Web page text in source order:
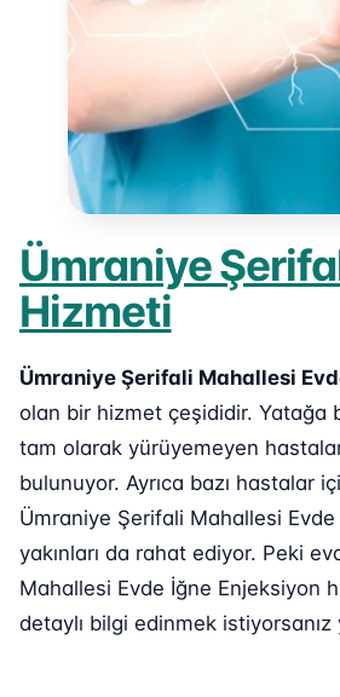
Ümraniye
Hizmeti
Ümraniye Şerifali Mahallesi
olan bir hizmet çeşididir. Yatağa
tam olarak yürüyemeyen
bulunuyor. Ayrıca bazı hastalar
Ümraniye Şerifali Mahallesi
yakınları da rahat ediyor. Peki
Mahallesi Evde İğne Enjeksiyon
detaylı bilgi edinmek istiyorsanız